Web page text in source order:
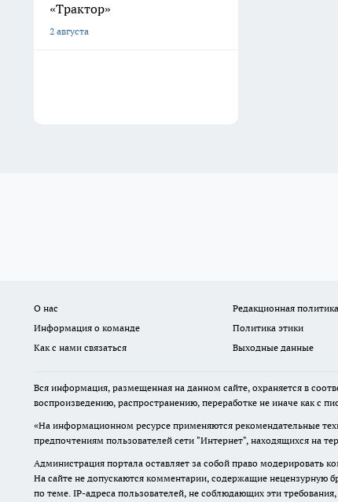
«Трактор»
2 августа
О нас Редакционная политика
Информация о команде
Политика этики
Как с нами связаться
Выходные данные
Вся информация, размещенная на данном сайте, охраняется в
воспроизведению, распространению, переработке не иначе как с
«На информационном ресурсе применяются рекомендательные
предпочтениям пользователей сети "Интернет", находящихся на
Администрация портала оставляет за собой право модерировать
На сайте не допускаются комментарии, содержащие нецензурную
по теме. IP-адреса пользователей, не соблюдающих эти